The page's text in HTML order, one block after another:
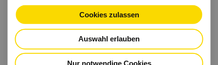
Cookies zulassen
Auswahl erlauben
Nur notwendige Cookies